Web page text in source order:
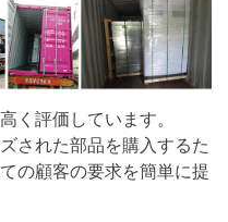
く評価しています。
された部品を購入するた
の顧客の要求を簡単に提